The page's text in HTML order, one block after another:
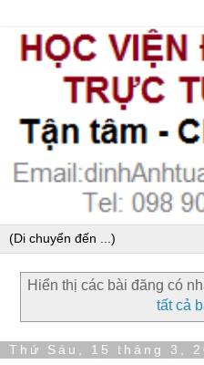
Hiển thị các bài đăng có
tất cả
Thứ Sáu, 15 tháng 3,